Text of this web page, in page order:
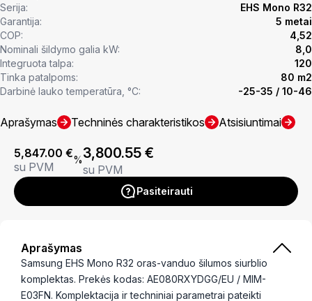
Serija:
EHS Mono R32
Garantija:
5 metai
COP:
4,52
Nominali šildymo galia kW:
8,0
Integruota talpa:
120
Tinka patalpoms:
80 m2
Darbinė lauko temperatūra, °C:
-25-35 / 10-46
Aprašymas Techninės charakteristikos Atsisiuntimai
5,847.00 €
su PVM
%3,800.55 €
su PVM
Pasiteirauti
Aprašymas
Samsung EHS Mono R32 oras-vanduo šilumos siurblio
komplektas. Prekės kodas: AE080RXYDGG/EU / MIM-
E03FN. Komplektacija ir techniniai parametrai pateikti